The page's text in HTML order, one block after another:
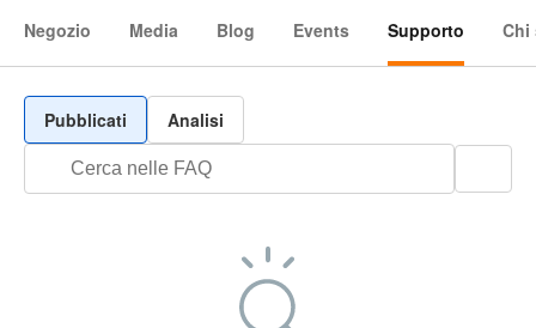
Negozio
Media Blog Events Supporto Chi
Pubblicati Analisi